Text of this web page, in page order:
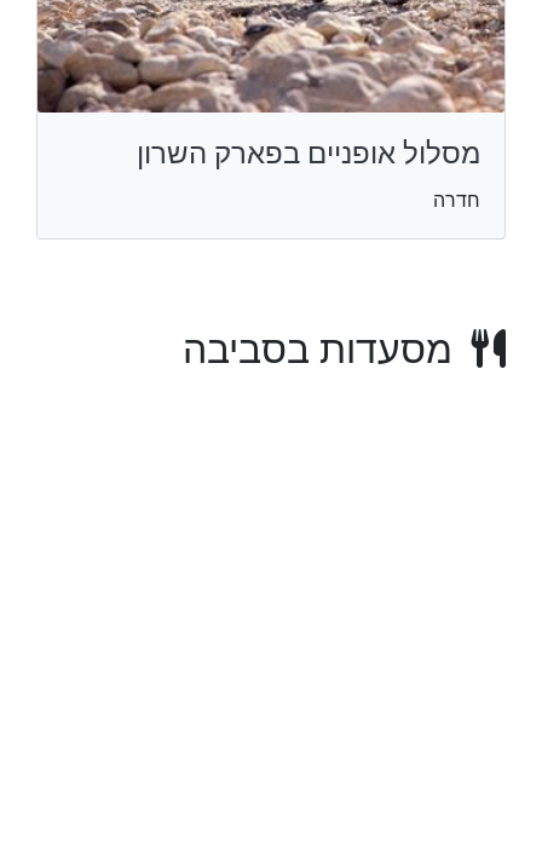
מסלול אופניים בפארק השרון
חדרה
מסעדות בסביבה